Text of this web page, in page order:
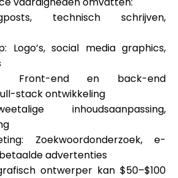
+372 712 2955
technisch schrijven,
Logo’s, social media graphics,
Front-end en back-end
stack ontwikkeling
inhoudsaanpassing,
Zoekwoordonderzoek, e-
advertenties
ontwerper kan $50–$100